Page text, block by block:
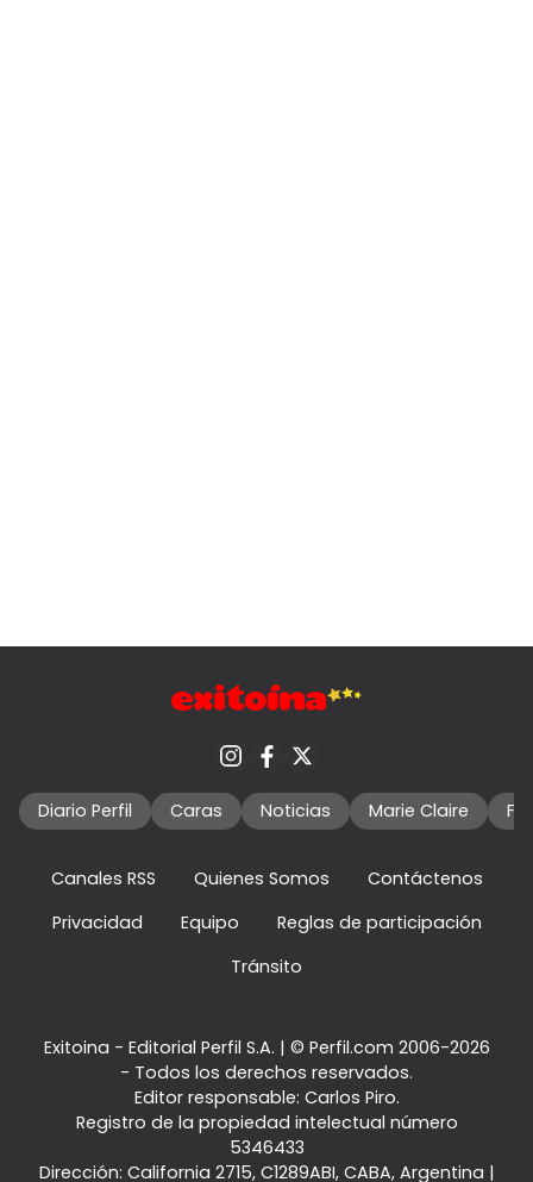
Diario Perfil Caras Noticias Marie Claire
Canales RSS Quienes Somos
Contáctenos
Privacidad
Equipo
Reglas de participación
Tránsito
Exitoina - Editorial Perfil S.A. | © Perfil.com 2006-2026
- Todos los derechos reservados.
Editor responsable: Carlos Piro.
Registro de la propiedad intelectual número
5346433
Dirección: California 2715, C1289ABI, CABA, Argentina |